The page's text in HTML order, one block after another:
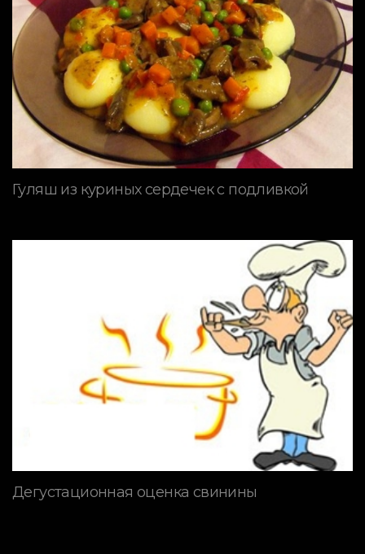
Гуляш из куриных сердечек с подливкой
Дегустационная оценка свинины